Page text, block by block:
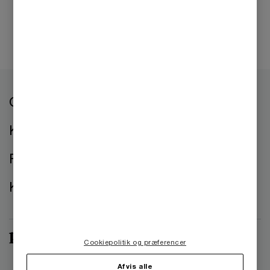
Om os
Kontorer
Presse
Kontakt os
Afvis alle
Cookiepolitik og præferencer